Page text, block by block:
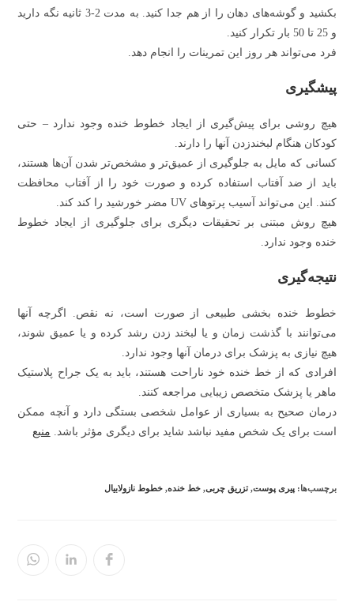
بکشید و گوشه‌های دهان را از هم جدا کنید. به مدت 2-3 ثانیه نگه دارید
و 25 تا 50 بار تکرار کنید.
فرد می‌تواند هر روز این تمرینات را انجام دهد.
پیشگیری
هیچ روشی برای پیش‌گیری از ایجاد خطوط خنده وجود ندارد – حتی
کودکان هنگام لبخند‌زدن آنها را دارند.
کسانی که مایل به جلوگیری از عمیق‌تر و مشخص‌تر شدن آن‌ها هستند،
باید از ضد آفتاب استفاده کرده و صورت خود را از آفتاب محافظت
کنند. این می‌تواند آسیب پرتوهای UV مضر خورشید را کند کند.
هیچ روش مبتنی بر تحقیقات دیگری برای جلوگیری از ایجاد خطوط
خنده وجود ندارد.
نتیجه‌گیری
خطوط خنده بخشی طبیعی از صورت است، نه نقص. اگرچه آنها
می‌توانند با گذشت زمان و یا لبخند زدن رشد کرده و یا عمیق شوند،
هیچ نیازی به پزشک برای درمان آنها وجود ندارد.
افرادی که از خط خنده خود ناراحت هستند، باید به یک جراح پلاستیک
ماهر یا پزشک متخصص زیبایی مراجعه کنند.
درمان صحیح به بسیاری از عوامل شخصی بستگی دارد و آنچه ممکن
است برای یک شخص مفید نباشد شاید برای دیگری مؤثر باشد. منبع
برچسب‌ها:پیری پوست, تزریق چربی, خط خنده, خطوط نازولابیال
در
در
در